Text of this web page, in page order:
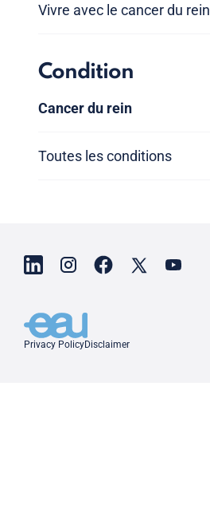
Vivre avec le cancer du rein
Condition
Cancer du rein
Toutes les conditions
Privacy PolicyDisclaimer